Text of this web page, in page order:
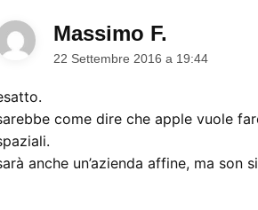
Massimo F.
22 Settembre 2016 a 19:44
come dire che apple vuole
anche un’azienda affine, ma son